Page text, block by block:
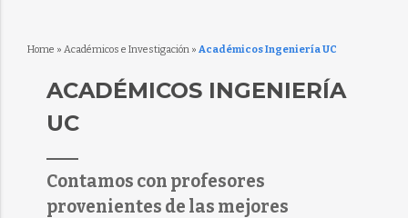
Home » Académicos e Investigación» Académicos Ingeniería UC
ACADÉMICOS INGENIERÍA
UC
Contamos con profesores
provenientes de las mejores